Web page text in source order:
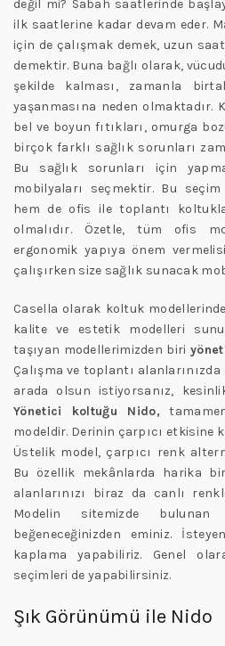
değil mi? Sabah saatlerinde
ilk saatlerine kadar devam eder.
için de çalışmak demek, uzun
demektir. Buna bağlı olarak,
şekilde kalması, zamanla
yaşanmasına neden olmaktadır.
bel ve boyun fıtıkları, omurga
birçok farklı sağlık sorunları
Bu sağlık sorunları için
mobilyaları seçmektir. Bu
hem de ofis ile toplantı
olmalıdır. Özetle, tüm ofis
ergonomik yapıya önem
çalışırken size sağlık sunacak
Casella olarak koltuk
kalite ve estetik modelleri
taşıyan modellerimizden biri
Çalışma ve toplantı
arada olsun istiyorsanız,
Yönetici koltuğu Nido,
modeldir. Derinin çarpıcı etkisine
Üstelik model, çarpıcı renk
Bu özellik mekânlarda harika
alanlarınızı biraz da canlı
Modelin sitemizde
beğeneceğinizden eminiz.
kaplama yapabiliriz. Genel
seçimleri de yapabilirsiniz.
Şık Görünümü ile Nido